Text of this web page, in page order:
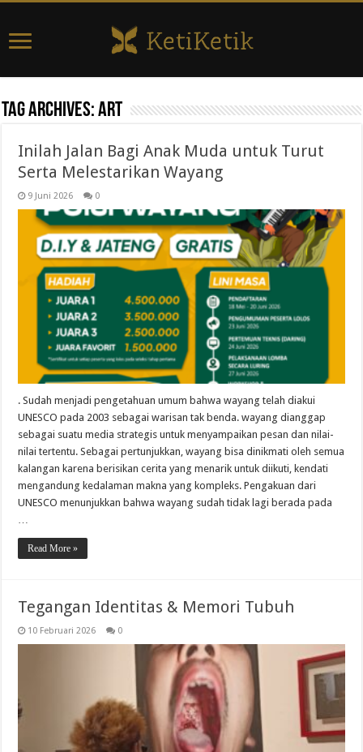
Tag Archives:art
Inilah Jalan Bagi Anak Muda untuk Turut
Serta Melestarikan Wayang
9 Juni 2026 0
. Sudah menjadi pengetahuan umum bahwa wayang telah diakui
UNESCO pada 2003 sebagai warisan tak benda. wayang dianggap
sebagai suatu media strategis untuk menyampaikan pesan dan nilai-
nilai tertentu. Sebagai pertunjukkan, wayang bisa dinikmati oleh semua
kalangan karena berisikan cerita yang menarik untuk diikuti, kendati
mengandung kedalaman makna yang kompleks. Pengakuan dari
UNESCO menunjukkan bahwa wayang sudah tidak lagi berada pada
Read More »
Tegangan Identitas & Memori Tubuh
10 Februari 2026 0